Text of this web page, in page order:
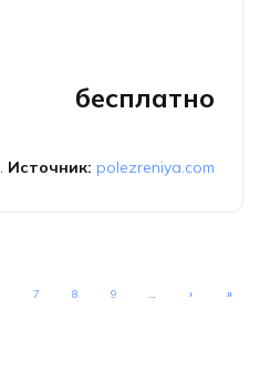
онлайн-лекция «Между
бесплатно
Источник: polezreniya.com
7 8 9 … › »